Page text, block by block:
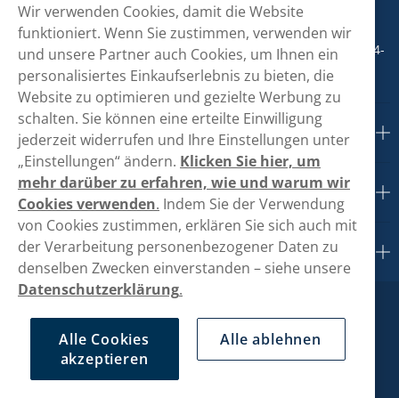
+498001800890
Mo/Di/Fr: 09-17 Uhr (Pause 12-13) Mi/Do: 10-19 Uhr (Pause 14-
15)
Kundendienst
Links
Über uns
Wir verwenden Cookies, damit die Website
funktioniert. Wenn Sie zustimmen, verwenden wir
und unsere Partner auch Cookies, um Ihnen ein
personalisiertes Einkaufserlebnis zu bieten, die
Website zu optimieren und gezielte Werbung zu
schalten. Sie können eine erteilte Einwilligung
jederzeit widerrufen und Ihre Einstellungen unter
„Einstellungen“ ändern. Klicken Sie hier, um
mehr darüber zu erfahren, wie und warum wir
Cookies verwenden. Indem Sie der Verwendung
von Cookies zustimmen, erklären Sie sich auch mit
der Verarbeitung personenbezogener Daten zu
denselben Zwecken einverstanden – siehe unsere
Datenschutzerklärung.
Alle Cookies
akzeptieren
Alle ablehnen